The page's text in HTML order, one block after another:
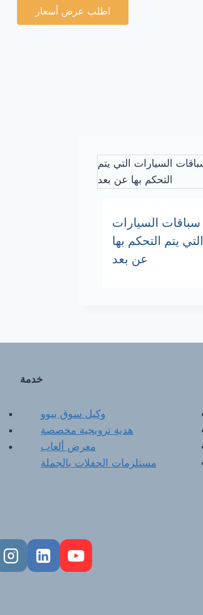
اطلب عرض أسعار
سباقات السيارات
التي يتم التحكم بها
عن بعد
خدمة
وكيل سوق ييوو
هدية ترويجية مخصصة
معرض ألعاب
مستلزمات الحفلات بالجملة